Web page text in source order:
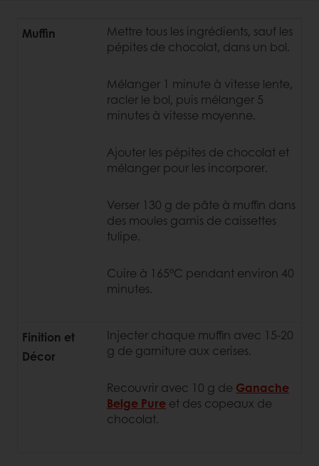
Muffin
Mettre tous les ingrédients, sauf les
pépites de chocolat, dans un bol.
Mélanger 1 minute à vitesse lente,
racler le bol, puis mélanger 5
minutes à vitesse moyenne.
Ajouter les pépites de chocolat et
mélanger pour les incorporer.
Verser 130 g de pâte à muffin dans
des moules garnis de caissettes
tulipe.
Cuire à 165°C pendant environ 40
minutes.
Finition et
Décor
Injecter chaque muffin avec 15-20
g de garniture aux cerises.
Recouvrir avec 10 g de Ganache
Belge Pure et des copeaux de
chocolat.